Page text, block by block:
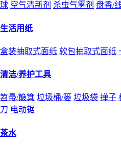
球 空气清新剂 杀虫气雾剂 盘香/
生活用纸
盒装抽取式面纸 软包抽取式面纸
清洁/养护工具
笤帚/簸箕 垃圾桶/篓 垃圾袋 掸子
刀 电动锯
茶水